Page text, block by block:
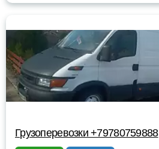
Грузоперевозки +79780759888